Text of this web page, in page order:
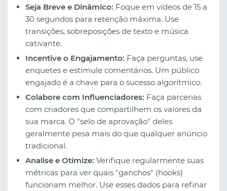
Seja Breve e Dinâmico: Foque em vídeos de 15 a
30 segundos para retenção máxima. Use
transições, sobreposições de texto e música
cativante.
Incentive o Engajamento: Faça perguntas, use
enquetes e estimule comentários. Um público
engajado é a chave para o sucesso algorítmico.
Colabore com Influenciadores: Faça parcerias
com criadores que compartilhem os valores da
sua marca. O "selo de aprovação" deles
geralmente pesa mais do que qualquer anúncio
tradicional.
Analise e Otimize: Verifique regularmente suas
métricas para ver quais "ganchos" (hooks)
funcionam melhor. Use esses dados para refinar